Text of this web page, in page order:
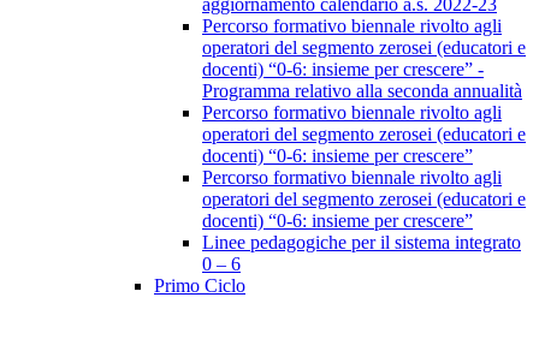
aggiornamento calendario a.s. 2022-23
Percorso formativo biennale rivolto agli
operatori del segmento zerosei (educatori e
docenti) “0-6: insieme per crescere” -
Programma relativo alla seconda annualità
Percorso formativo biennale rivolto agli
operatori del segmento zerosei (educatori e
docenti) “0-6: insieme per crescere”
Percorso formativo biennale rivolto agli
operatori del segmento zerosei (educatori e
docenti) “0-6: insieme per crescere”
Linee pedagogiche per il sistema integrato
0 – 6
Primo Ciclo